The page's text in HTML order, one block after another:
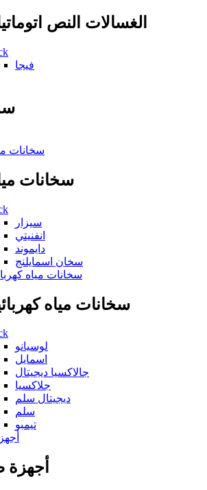
الغسالات النص
فيجا
سخانات
سخانات
سيزار
انفنيتي
دايموند
سخان اسمايلنج
سخانات مياه
سخانات مياه
لوسيانو
اسمايل
جالاكسيا ديجيتال
جلاكسيا
ديجيتال سلم
سلم
تيمبو
أجهزة